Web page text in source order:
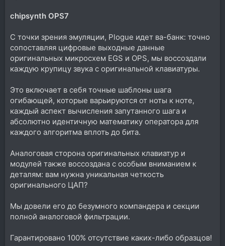
chipsynth OPS7
С точки зрения эмуляции, Plogue идет ва-банк: точно
сопоставляя цифровые выходные данные
оригинальных микросхем EGS и OPS, мы воссоздали
каждую крупицу звука с оригинальной клавиатуры.
Это включает в себя точные шаблоны шага
огибающей, которые варьируются от ноты к ноте,
каждый аспект вычисления запутанного шага и
абсолютно идентичную математику оператора для
каждого алгоритма вплоть до бита.
Аналоговая сторона оригинальных клавиатур и
модулей также воссоздана с особым вниманием к
деталям: вам нужна уникальная четкость
оригинального ЦАП?
Мы довели его до безумного компандера и секции
полной аналоговой фильтрации.
Гарантировано 100% отсутствие каких-либо образцов!